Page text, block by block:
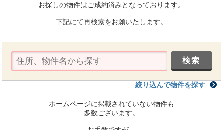
お探しの物件はご成約済みとなっております。
下記にて再検索をお願いたします。
絞り込んで物件を探す
ホームページに掲載されていない物件も
多数ございます。